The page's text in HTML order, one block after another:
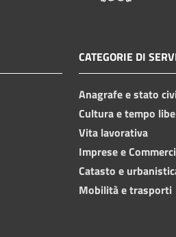
CATEGORIE DI
Anagrafe e stato
Cultura e tempo
Vita lavorativa
Imprese e
Catasto e
Mobilità e trasporti